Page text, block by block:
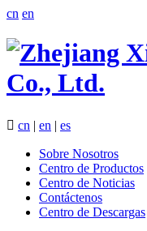
cn en
 cn | en | es
Sobre Nosotros
Centro de Productos
Centro de Noticias
Contáctenos
Centro de Descargas